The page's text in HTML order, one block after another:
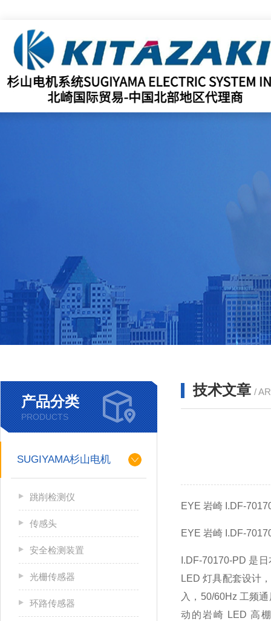
产品分类
PRODUCTS
SUGIYAMA杉山电机
跳削检测仪
传感头
安全检测装置
光栅传感器
环路传感器
技术文章 /
EYE 岩崎 I.DF-
EYE 岩崎 I.DF-
I.DF-70170-PD 是
LED 灯具配套设计
入，50/60Hz 工频
动的岩崎 LED 高